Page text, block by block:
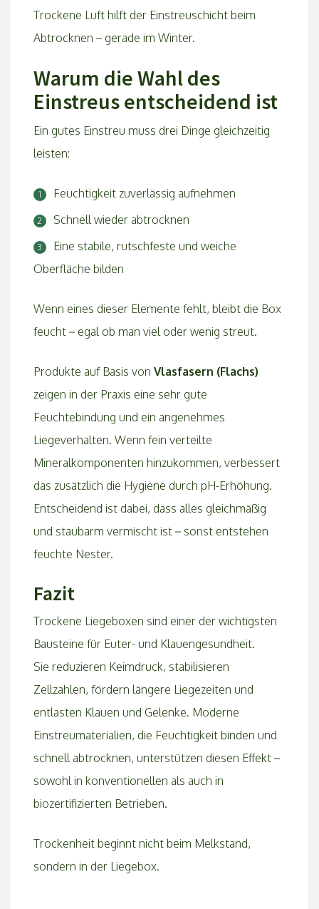
Trockene Luft hilft der Einstreuschicht beim
Abtrocknen – gerade im Winter.
Warum die Wahl des
Einstreus entscheidend ist
Ein gutes Einstreu muss drei Dinge gleichzeitig
leisten:
Feuchtigkeit zuverlässig aufnehmen
Schnell wieder abtrocknen
Eine stabile, rutschfeste und weiche
Oberfläche bilden
Wenn eines dieser Elemente fehlt, bleibt die Box
feucht – egal ob man viel oder wenig streut.
Produkte auf Basis von Vlasfasern (Flachs)
zeigen in der Praxis eine sehr gute
Feuchtebindung und ein angenehmes
Liegeverhalten. Wenn fein verteilte
Mineralkomponenten hinzukommen, verbessert
das zusätzlich die Hygiene durch pH-Erhöhung.
Entscheidend ist dabei, dass alles gleichmäßig
und staubarm vermischt ist – sonst entstehen
feuchte Nester.
Fazit
Trockene Liegeboxen sind einer der wichtigsten
Bausteine für Euter- und Klauengesundheit.
Sie reduzieren Keimdruck, stabilisieren
Zellzahlen, fördern längere Liegezeiten und
entlasten Klauen und Gelenke. Moderne
Einstreumaterialien, die Feuchtigkeit binden und
schnell abtrocknen, unterstützen diesen Effekt –
sowohl in konventionellen als auch in
biozertifizierten Betrieben.
Trockenheit beginnt nicht beim Melkstand,
sondern in der Liegebox.